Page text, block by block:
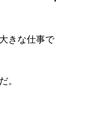
きな仕事で
。